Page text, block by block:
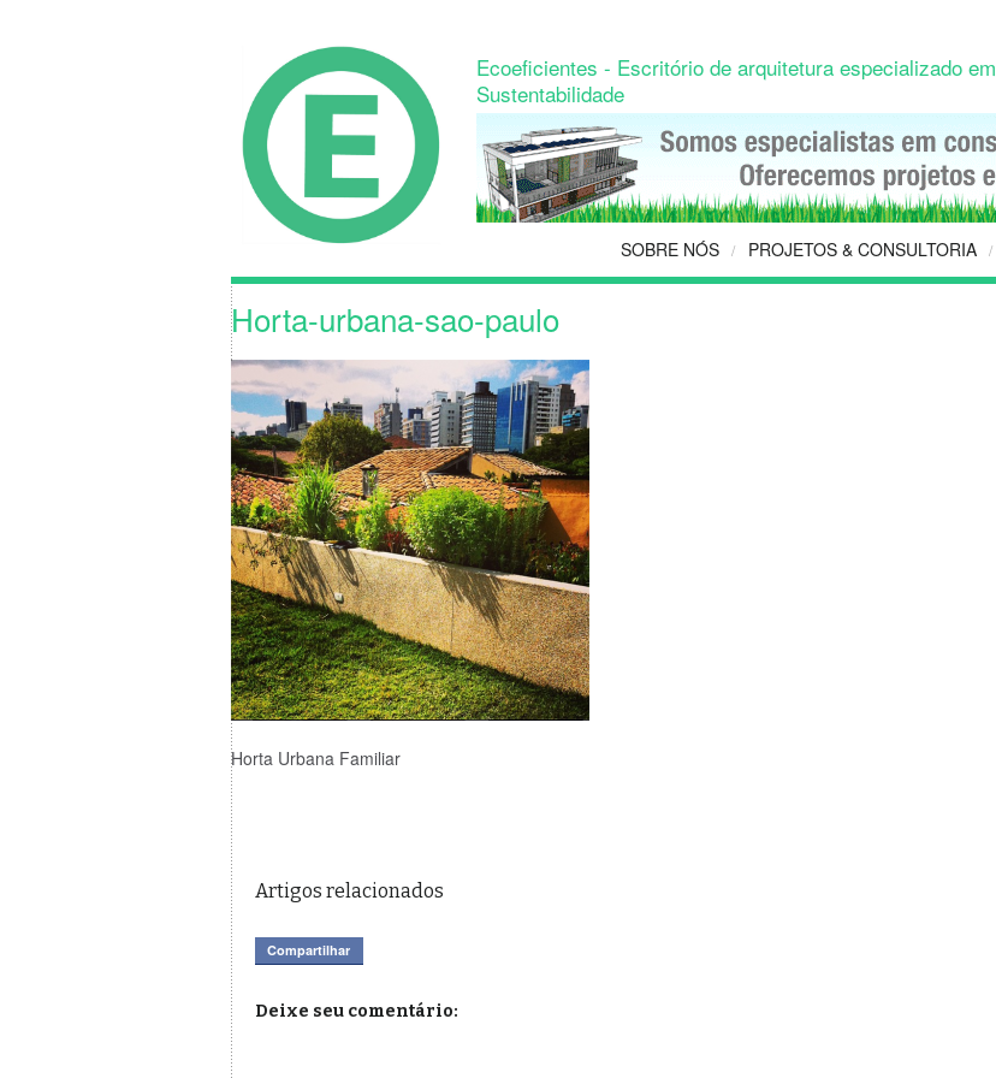
Ecoeficientes - Escritório de arquitetura especializado em
Sustentabilidade
SOBRE NÓS / PROJETOS & CONSULTORIA /
Horta-urbana-sao-paulo
Horta Urbana Familiar
Artigos relacionados
Compartilhar
Deixe seu comentário: